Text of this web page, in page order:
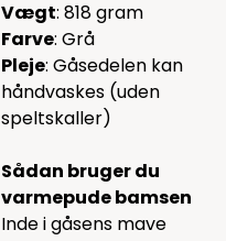
Vægt: 818 gram
Farve: Grå
Pleje: Gåsedelen kan
håndvaskes (uden
speltskaller)
Sådan bruger du
varmepude bamsen
Inde i gåsens mave